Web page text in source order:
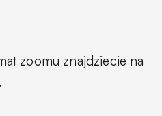
zoomu znajdziecie na
.